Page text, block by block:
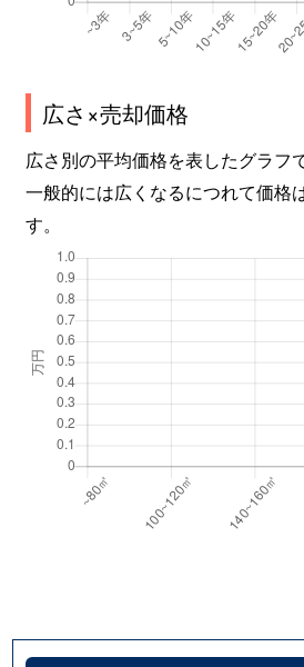
広さ×売却価格
広さ別の平均価格を表したグラフ
一般的には広くなるにつれて価格
す。